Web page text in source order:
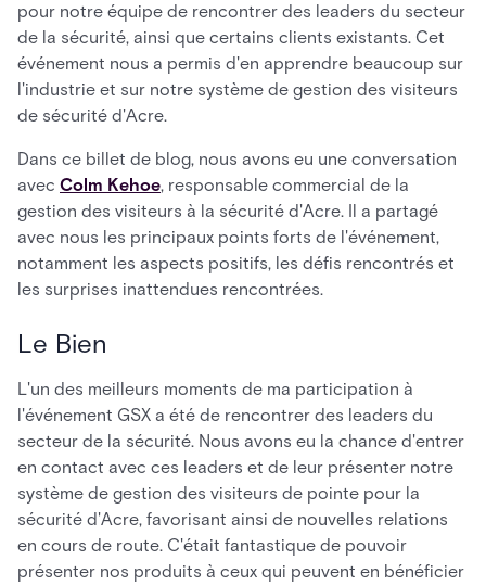
pour notre équipe de rencontrer des leaders du secteur
de la sécurité, ainsi que certains clients existants. Cet
événement nous a permis d'en apprendre beaucoup sur
l'industrie et sur notre système de gestion des visiteurs
de sécurité d'Acre.
Dans ce billet de blog, nous avons eu une conversation
avec Colm Kehoe, responsable commercial de la
gestion des visiteurs à la sécurité d'Acre. Il a partagé
avec nous les principaux points forts de l'événement,
notamment les aspects positifs, les défis rencontrés et
les surprises inattendues rencontrées.
Le Bien
L'un des meilleurs moments de ma participation à
l'événement GSX a été de rencontrer des leaders du
secteur de la sécurité. Nous avons eu la chance d'entrer
en contact avec ces leaders et de leur présenter notre
système de gestion des visiteurs de pointe pour la
sécurité d'Acre, favorisant ainsi de nouvelles relations
en cours de route. C'était fantastique de pouvoir
présenter nos produits à ceux qui peuvent en bénéficier